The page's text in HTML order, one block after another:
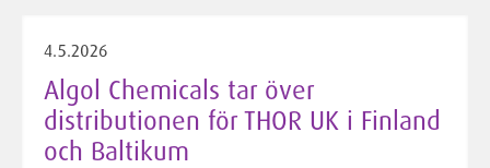
4.5.2026
Algol Chemicals tar över
distributionen för THOR UK i Finland
och Baltikum